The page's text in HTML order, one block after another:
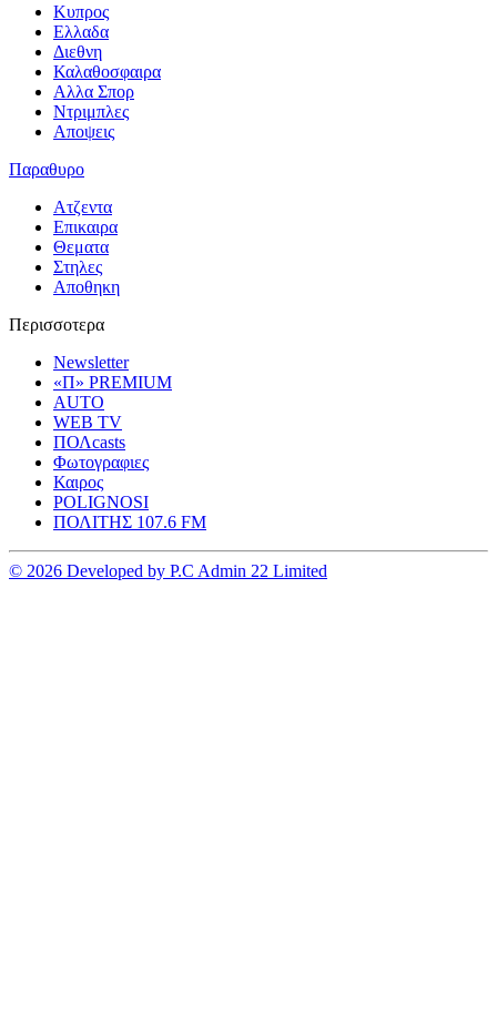
Κυπρος
Ελλαδα
Διεθνη
Καλαθοσφαιρα
Αλλα Σπορ
Ντριμπλες
Αποψεις
Παραθυρο
Ατζεντα
Επικαιρα
Θεματα
Στηλες
Αποθηκη
Περισσοτερα
Newsletter
«Π» PREMIUM
AUTO
WEB TV
ΠΟΛcasts
Φωτογραφιες
Καιρος
POLIGNOSI
ΠΟΛΙΤΗΣ 107.6 FM
© 2026 Developed by P.C Admin 22 Limited